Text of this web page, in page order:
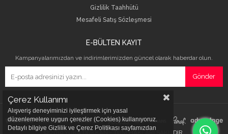
Gizlilik Taahhütü
Mesafeli Satış Sözleşmesi
E-BÜLTEN KAYIT
Kampanyalarımızdan ve indirimlerimizden güncel olarak haberdar olun.
Gönder
© 2019 YUKA DÜKKAN - TÜM HAKLARI SAKLIDIR.
Çerez Kullanımı
Alışveriş deneyiminizi iyileştirmek için yasal
düzenlemelere uygun çerezler (Cookies) kullanıyoruz.
Detaylı bilgiye Gizlilik ve Çerez Politikası sayfamızdan